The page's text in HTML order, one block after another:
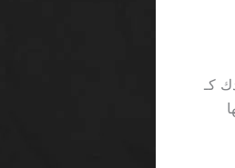
لك 5% من رصيدك كـ